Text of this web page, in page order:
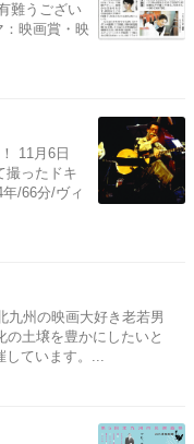
難うござい
映画賞・映
11月6日
撮ったドキ
/66分/ヴィ
九州の映画大好き老若男
土壌を豊かにしたいと
ています。...